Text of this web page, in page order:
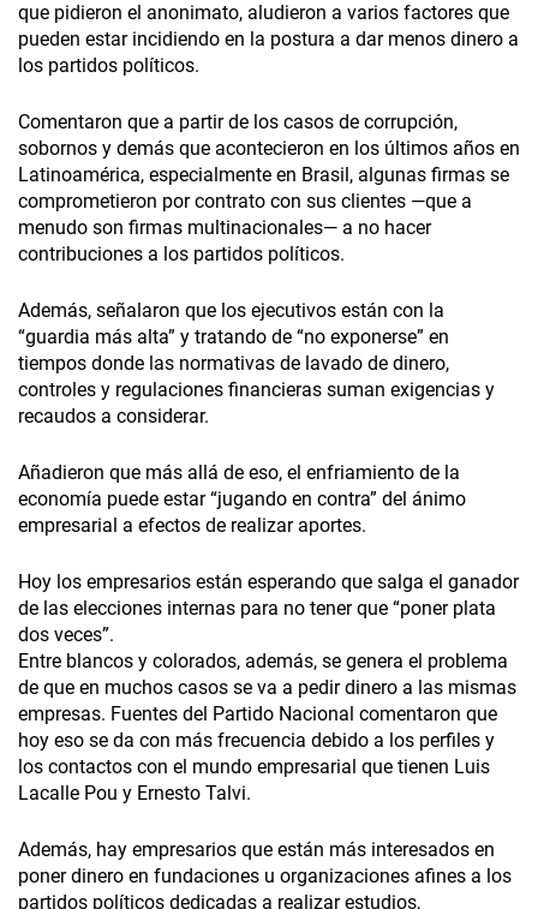
que pidieron el anonimato, aludieron a varios factores que
pueden estar incidiendo en la postura a dar menos dinero a
los partidos políticos.
Comentaron que a partir de los casos de corrupción,
sobornos y demás que acontecieron en los últimos años en
Latinoamérica, especialmente en Brasil, algunas firmas se
comprometieron por contrato con sus clientes —que a
menudo son firmas multinacionales— a no hacer
contribuciones a los partidos políticos.
Además, señalaron que los ejecutivos están con la
“guardia más alta” y tratando de “no exponerse” en
tiempos donde las normativas de lavado de dinero,
controles y regulaciones financieras suman exigencias y
recaudos a considerar.
Añadieron que más allá de eso, el enfriamiento de la
economía puede estar “jugando en contra” del ánimo
empresarial a efectos de realizar aportes.
Hoy los empresarios están esperando que salga el ganador
de las elecciones internas para no tener que “poner plata
dos veces”.
Entre blancos y colorados, además, se genera el problema
de que en muchos casos se va a pedir dinero a las mismas
empresas. Fuentes del Partido Nacional comentaron que
hoy eso se da con más frecuencia debido a los perfiles y
los contactos con el mundo empresarial que tienen Luis
Lacalle Pou y Ernesto Talvi.
Además, hay empresarios que están más interesados en
poner dinero en fundaciones u organizaciones afines a los
partidos políticos dedicadas a realizar estudios,